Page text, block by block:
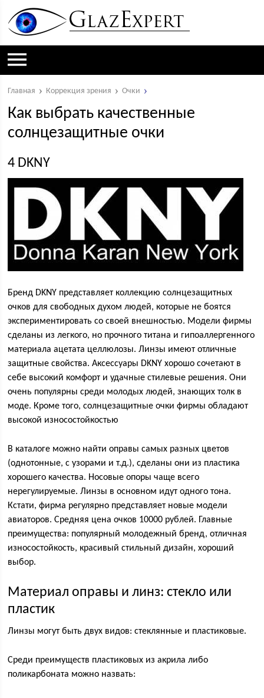
Главная Коррекция зрения Очки
Как выбрать качественные
солнцезащитные очки
4 DKNY
Бренд DKNY представляет коллекцию солнцезащитных
очков для свободных духом людей, которые не боятся
экспериментировать со своей внешностью. Модели фирмы
сделаны из легкого, но прочного титана и гипоаллергенного
материала ацетата целлюлозы. Линзы имеют отличные
защитные свойства. Аксессуары DKNY хорошо сочетают в
себе высокий комфорт и удачные стилевые решения. Они
очень популярны среди молодых людей, знающих толк в
моде. Кроме того, солнцезащитные очки фирмы обладают
высокой износостойкостью
В каталоге можно найти оправы самых разных цветов
(однотонные, с узорами и т.д.), сделаны они из пластика
хорошего качества. Носовые опоры чаще всего
нерегулируемые. Линзы в основном идут одного тона.
Кстати, фирма регулярно представляет новые модели
авиаторов. Средняя цена очков 10000 рублей. Главные
преимущества: популярный молодежный бренд, отличная
износостойкость, красивый стильный дизайн, хороший
выбор.
Материал оправы и линз: стекло или
пластик
Линзы могут быть двух видов: стеклянные и пластиковые.
Среди преимуществ пластиковых из акрила либо
поликарбоната можно назвать: